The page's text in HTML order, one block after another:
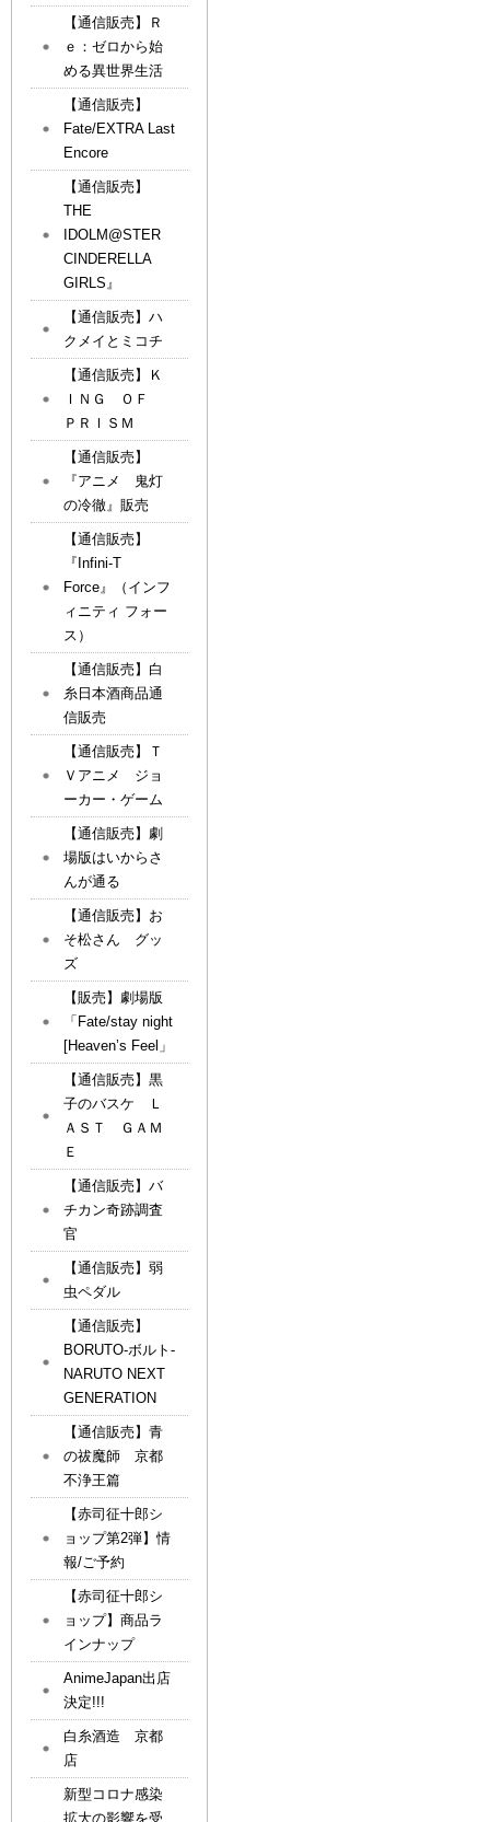
【通信販売】Ｒ
ｅ：ゼロから始
める異世界生活
【通信販売】
Fate/EXTRA Last
Encore
【通信販売】
THE
IDOLM@STER
CINDERELLA
GIRLS』
【通信販売】ハ
クメイとミコチ
【通信販売】Ｋ
ＩＮＧ ＯＦ
ＰＲＩＳＭ
【通信販売】
『アニメ 鬼灯
の冷徹』販売
【通信販売】
『Infini-T
Force』（インフ
ィニティ フォー
ス）
【通信販売】白
糸日本酒商品通
信販売
【通信販売】Ｔ
Ｖアニメ ジョ
ーカー・ゲーム
【通信販売】劇
場版はいからさ
んが通る
【通信販売】お
そ松さん グッ
ズ
【販売】劇場版
「Fate/stay night
[Heaven’s Feel」
【通信販売】黒
子のバスケ Ｌ
ＡＳＴ ＧＡＭ
Ｅ
【通信販売】バ
チカン奇跡調査
官
【通信販売】弱
虫ペダル
【通信販売】
BORUTO-ボルト-
NARUTO NEXT
GENERATION
【通信販売】青
の祓魔師 京都
不浄王篇
【赤司征十郎シ
ョップ第2弾】情
報/ご予約
【赤司征十郎シ
ョップ】商品ラ
インナップ
AnimeJapan出店
決定!!!
白糸酒造 京都
店
新型コロナ感染
拡大の影響を受